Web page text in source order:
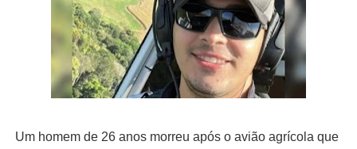
Um homem de 26 anos morreu após o avião agrícola que